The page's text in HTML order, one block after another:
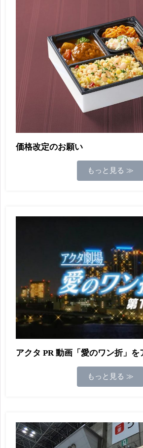
価格改定のお願い
もっと見る ≫
アクタ PR 動画「愛のワン折」を
もっと見る ≫